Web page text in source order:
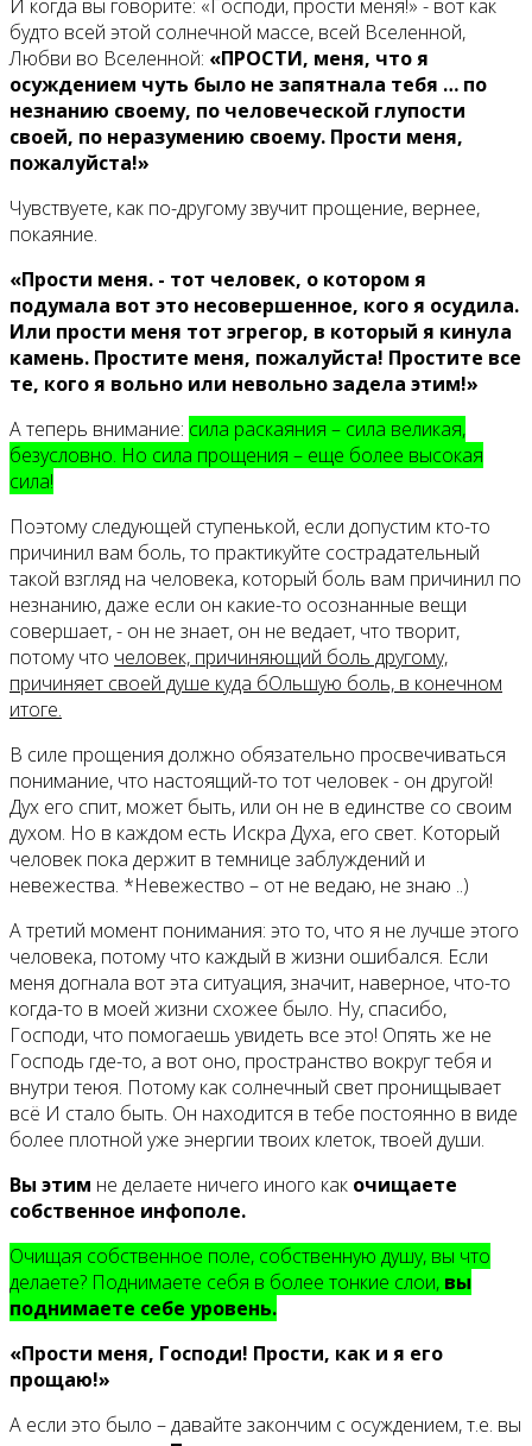
И когда вы говорите: «Господи, прости меня!» - вот как
будто всей этой солнечной массе, всей Вселенной,
Любви во Вселенной: «ПРОСТИ, меня, что я
осуждением чуть было не запятнала тебя … по
незнанию своему, по человеческой глупости
своей, по неразумению своему. Прости меня,
пожалуйста!»
Чувствуете, как по-другому звучит прощение, вернее,
покаяние.
«Прости меня. - тот человек, о котором я
подумала вот это несовершенное, кого я осудила.
Или прости меня тот эгрегор, в который я кинула
камень. Простите меня, пожалуйста! Простите все
те, кого я вольно или невольно задела этим!»
А теперь внимание: сила раскаяния – сила великая,
безусловно. Но сила прощения – еще более высокая
сила!
Поэтому следующей ступенькой, если допустим кто-то
причинил вам боль, то практикуйте сострадательный
такой взгляд на человека, который боль вам причинил по
незнанию, даже если он какие-то осознанные вещи
совершает, - он не знает, он не ведает, что творит,
потому что человек, причиняющий боль другому,
причиняет своей душе куда бОльшую боль, в конечном
итоге.
В силе прощения должно обязательно просвечиваться
понимание, что настоящий-то тот человек - он другой!
Дух его спит, может быть, или он не в единстве со своим
духом. Но в каждом есть Искра Духа, его свет. Который
человек пока держит в темнице заблуждений и
невежества. *Невежество – от не ведаю, не знаю ..)
А третий момент понимания: это то, что я не лучше этого
человека, потому что каждый в жизни ошибался. Если
меня догнала вот эта ситуация, значит, наверное, что-то
когда-то в моей жизни схожее было. Ну, спасибо,
Господи, что помогаешь увидеть все это! Опять же не
Господь где-то, а вот оно, пространство вокруг тебя и
внутри теюя. Потому как солнечный свет пронищывает
всё И стало быть. Он находится в тебе постоянно в виде
более плотной уже энергии твоих клеток, твоей души.
Вы этим не делаете ничего иного как очищаете
собственное инфополе.
Очищая собственное поле, собственную душу, вы что
делаете? Поднимаете себя в более тонкие слои, вы
поднимаете себе уровень.
«Прости меня, Господи! Прости, как и я его
прощаю!»
А если это было – давайте закончим с осуждением, т.е. вы